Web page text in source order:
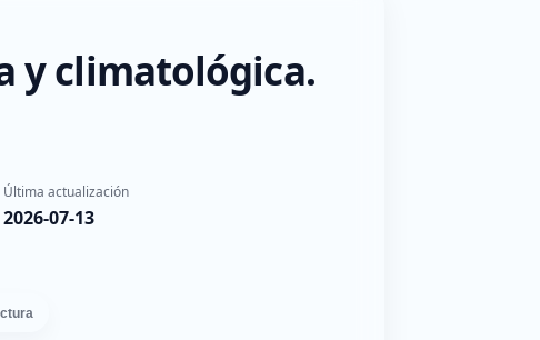
y climatológica.
Última actualización
2026-07-13